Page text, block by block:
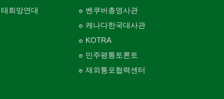
희망연대
벤쿠버총영사관
캐나다한국대사관
KOTRA
민주평통토론토
재외통포협력센터